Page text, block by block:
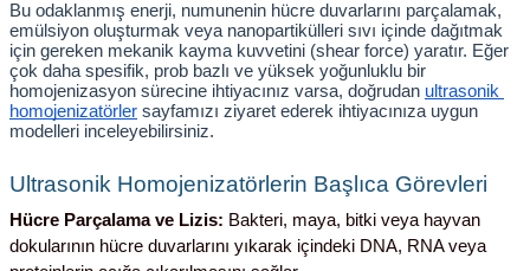
Bu odaklanmış enerji, numunenin hücre duvarlarını parçalamak,
emülsiyon oluşturmak veya nanopartikülleri sıvı içinde dağıtmak
için gereken mekanik kayma kuvvetini (shear force) yaratır. Eğer
çok daha spesifik, prob bazlı ve yüksek yoğunluklu bir
homojenizasyon sürecine ihtiyacınız varsa, doğrudan ultrasonik
homojenizatörler sayfamızı ziyaret ederek ihtiyacınıza uygun
modelleri inceleyebilirsiniz.
Ultrasonik Homojenizatörlerin Başlıca Görevleri
Hücre Parçalama ve Lizis: Bakteri, maya, bitki veya hayvan
dokularının hücre duvarlarını yıkarak içindeki DNA, RNA veya